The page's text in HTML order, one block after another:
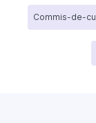
Commis-de-